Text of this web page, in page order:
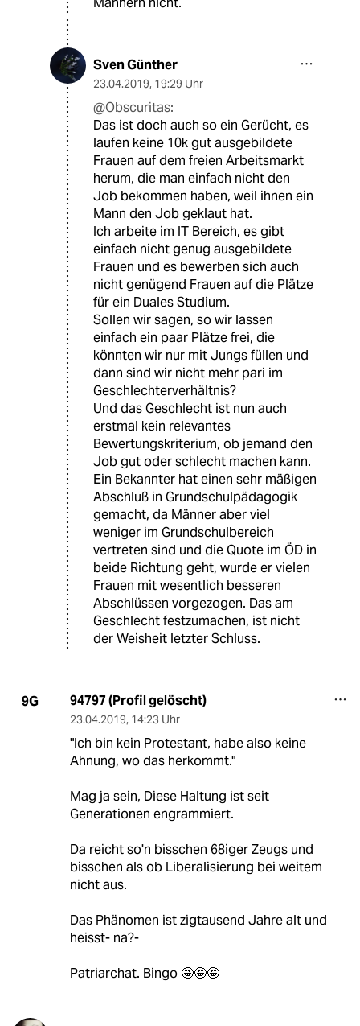
Sven Günther
23.04.2019, 19:29 Uhr
@Obscuritas:
Das ist doch auch so ein Gerücht, es
laufen keine 10k gut ausgebildete
Frauen auf dem freien Arbeitsmarkt
herum, die man einfach nicht den
Job bekommen haben, weil ihnen ein
Mann den Job geklaut hat.
Ich arbeite im IT Bereich, es gibt
einfach nicht genug ausgebildete
Frauen und es bewerben sich auch
nicht genügend Frauen auf die Plätze
für ein Duales Studium.
Sollen wir sagen, so wir lassen
einfach ein paar Plätze frei, die
könnten wir nur mit Jungs füllen und
dann sind wir nicht mehr pari im
Geschlechterverhältnis?
Und das Geschlecht ist nun auch
erstmal kein relevantes
Bewertungskriterium, ob jemand den
Job gut oder schlecht machen kann.
Ein Bekannter hat einen sehr mäßigen
Abschluß in Grundschulpädagogik
gemacht, da Männer aber viel
weniger im Grundschulbereich
vertreten sind und die Quote im ÖD in
beide Richtung geht, wurde er vielen
Frauen mit wesentlich besseren
Abschlüssen vorgezogen. Das am
Geschlecht festzumachen, ist nicht
der Weisheit letzter Schluss.
9G 94797 (Profil gelöscht)
23.04.2019, 14:23 Uhr
"Ich bin kein Protestant, habe also keine
Ahnung, wo das herkommt."
Mag ja sein, Diese Haltung ist seit
Generationen engrammiert.
Da reicht so'n bisschen 68iger Zeugs und
bisschen als ob Liberalisierung bei weitem
nicht aus.
Das Phänomen ist zigtausend Jahre alt und
heisst- na?-
Patriarchat. Bingo 🤩🤩🤩